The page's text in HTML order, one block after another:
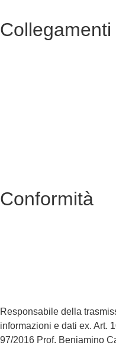
Collegamenti
Conformità
Responsabile della
informazioni e dati ex. Art.
97/2016 Prof. Beniamino